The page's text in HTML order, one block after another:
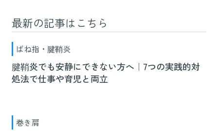
最新の記事はこちら
ばね指・腱鞘炎
腱鞘炎でも安静にできない方へ｜7つの実践的対
処法で仕事や育児と両立
巻き肩